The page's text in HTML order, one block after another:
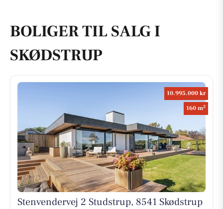
BOLIGER TIL SALG I
SKØDSTRUP
10.995.000 kr
160 m2
Stenvendervej 2 Studstrup, 8541 Skødstrup